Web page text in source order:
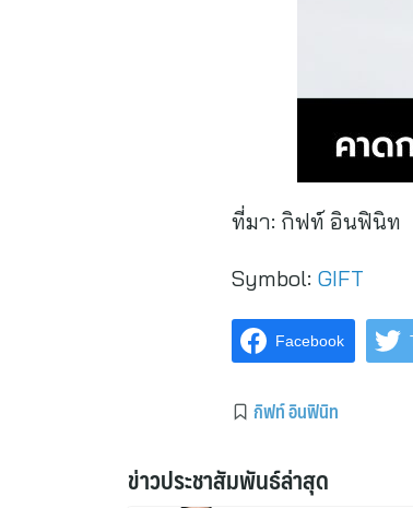
ที่มา: กิฟท์ อินฟินิท
Symbol: GIFT
Facebook
กิฟท์ อินฟินิท
ข่าวประชาสัมพันธ์ล่าสุด